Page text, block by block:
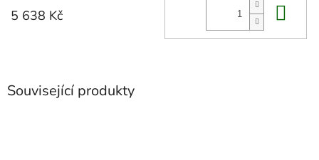
Související produkty
5 638 Kč